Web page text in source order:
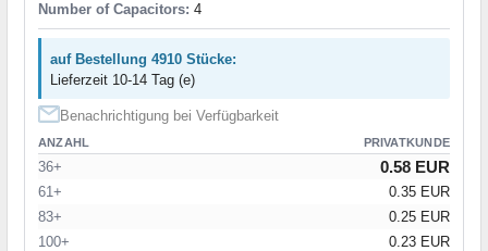
Number of Capacitors: 4
auf Bestellung 4910 Stücke:
Lieferzeit 10-14 Tag (e)
Benachrichtigung bei Verfügbarkeit
ANZAHL PRIVATKUNDE
36+ 0.58 EUR
61+
0.35 EUR
83+
0.25 EUR
100+
0.23 EUR